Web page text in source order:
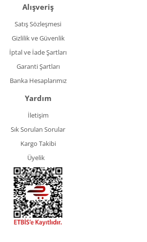
Alışveriş
Satış Sözleşmesi
Gizlilik ve Güvenlik
İptal ve İade Şartları
Garanti Şartları
Banka Hesaplarımız
Yardım
İletişim
Sık Sorulan Sorular
Kargo Takibi
Üyelik